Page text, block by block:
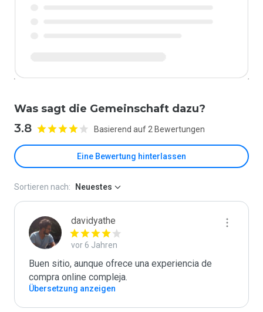
Was sagt die Gemeinschaft dazu?
3.8 Basierend auf 2 Bewertungen
Eine Bewertung hinterlassen
Sortieren nach: Neuestes
davidyathe
vor 6 Jahren
Buen sitio, aunque ofrece una experiencia de
compra online compleja.
Übersetzung anzeigen